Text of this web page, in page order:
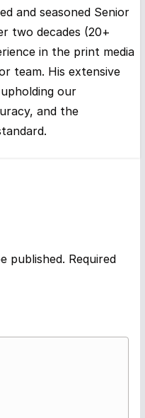
and seasoned Senior
two decades (20+
in the print media
team. His extensive
our
and the
published. Required